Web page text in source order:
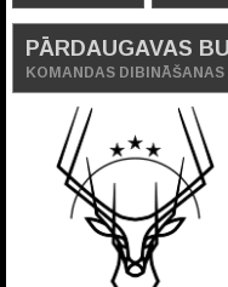
PĀRDAUGAVAS
KOMANDAS DIBINĀŠANAS